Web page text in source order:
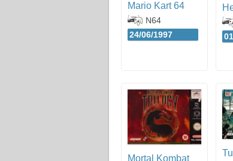
Mario Kart 64
N64
24/06/1997
Mortal Kombat